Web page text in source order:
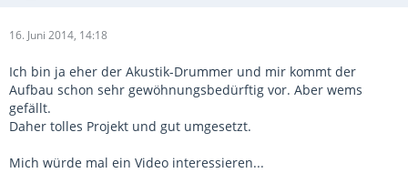
16. Juni 2014, 14:18
Ich bin ja eher der Akustik-Drummer und mir kommt der
Aufbau schon sehr gewöhnungsbedürftig vor. Aber wems
gefällt.
Daher tolles Projekt und gut umgesetzt.
Mich würde mal ein Video interessieren...